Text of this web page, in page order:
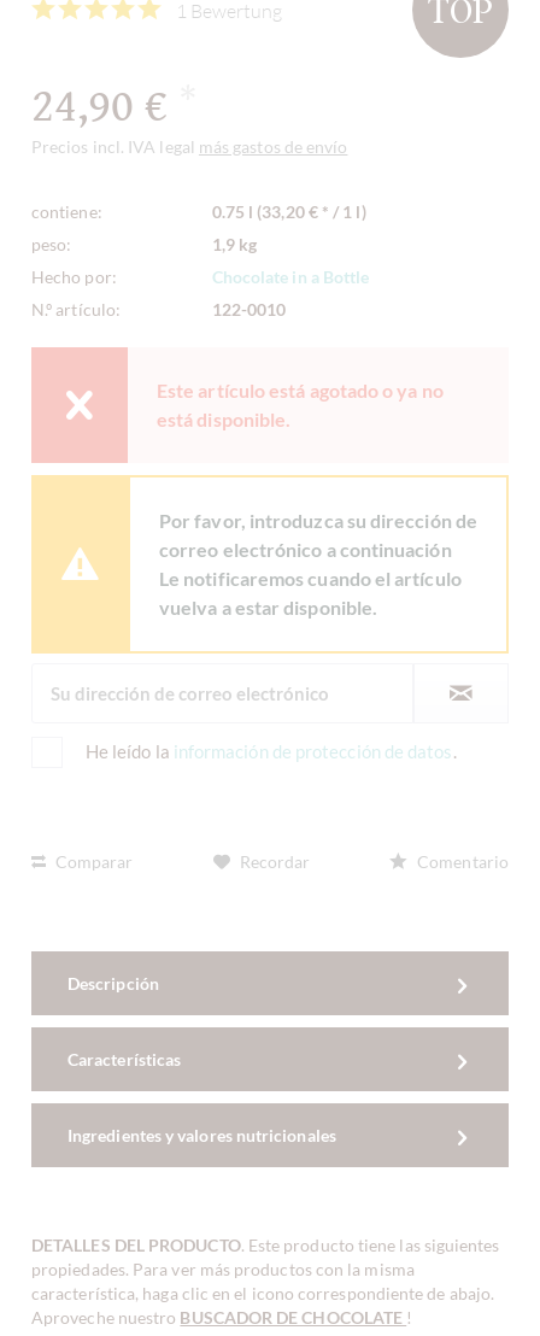
TOP
1 Bewertung
24,90 €
Precios incl. IVA legal más gastos de envío
contiene:
0.75 l (33,20 € * / 1 l)
peso:
1,9 kg
Hecho por:
Chocolate in a Bottle
N.º artículo:
122-0010
Este artículo está agotado o ya no
está disponible.
Por favor, introduzca su dirección de
correo electrónico a continuación
Le notificaremos cuando el artículo
vuelva a estar disponible.
He leído la información de protección de datos.
Comparar Recordar Comentario
Descripción
Características
Ingredientes y valores nutricionales
DETALLES DEL PRODUCTO. Este producto tiene las siguientes
propiedades. Para ver más productos con la misma
característica, haga clic en el icono correspondiente de abajo.
Aproveche nuestro BUSCADOR DE CHOCOLATE !